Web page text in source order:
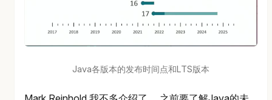
Java各版本的发布时间点和LTS版本